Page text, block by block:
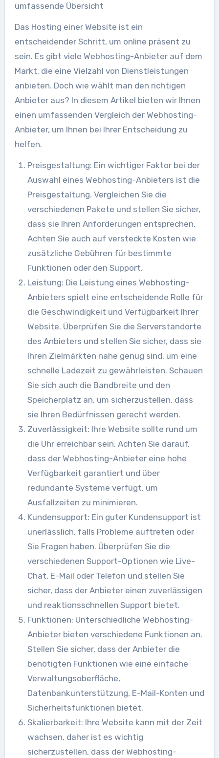
umfassende Übersicht
Das Hosting einer Website ist ein
entscheidender Schritt, um online präsent zu
sein. Es gibt viele Webhosting-Anbieter auf dem
Markt, die eine Vielzahl von Dienstleistungen
anbieten. Doch wie wählt man den richtigen
Anbieter aus? In diesem Artikel bieten wir Ihnen
einen umfassenden Vergleich der Webhosting-
Anbieter, um Ihnen bei Ihrer Entscheidung zu
helfen.
Preisgestaltung: Ein wichtiger Faktor bei der
Auswahl eines Webhosting-Anbieters ist die
Preisgestaltung. Vergleichen Sie die
verschiedenen Pakete und stellen Sie sicher,
dass sie Ihren Anforderungen entsprechen.
Achten Sie auch auf versteckte Kosten wie
zusätzliche Gebühren für bestimmte
Funktionen oder den Support.
Leistung: Die Leistung eines Webhosting-
Anbieters spielt eine entscheidende Rolle für
die Geschwindigkeit und Verfügbarkeit Ihrer
Website. Überprüfen Sie die Serverstandorte
des Anbieters und stellen Sie sicher, dass sie
Ihren Zielmärkten nahe genug sind, um eine
schnelle Ladezeit zu gewährleisten. Schauen
Sie sich auch die Bandbreite und den
Speicherplatz an, um sicherzustellen, dass
sie Ihren Bedürfnissen gerecht werden.
Zuverlässigkeit: Ihre Website sollte rund um
die Uhr erreichbar sein. Achten Sie darauf,
dass der Webhosting-Anbieter eine hohe
Verfügbarkeit garantiert und über
redundante Systeme verfügt, um
Ausfallzeiten zu minimieren.
Kundensupport: Ein guter Kundensupport ist
unerlässlich, falls Probleme auftreten oder
Sie Fragen haben. Überprüfen Sie die
verschiedenen Support-Optionen wie Live-
Chat, E-Mail oder Telefon und stellen Sie
sicher, dass der Anbieter einen zuverlässigen
und reaktionsschnellen Support bietet.
Funktionen: Unterschiedliche Webhosting-
Anbieter bieten verschiedene Funktionen an.
Stellen Sie sicher, dass der Anbieter die
benötigten Funktionen wie eine einfache
Verwaltungsoberfläche,
Datenbankunterstützung, E-Mail-Konten und
Sicherheitsfunktionen bietet.
Skalierbarkeit: Ihre Website kann mit der Zeit
wachsen, daher ist es wichtig
sicherzustellen, dass der Webhosting-